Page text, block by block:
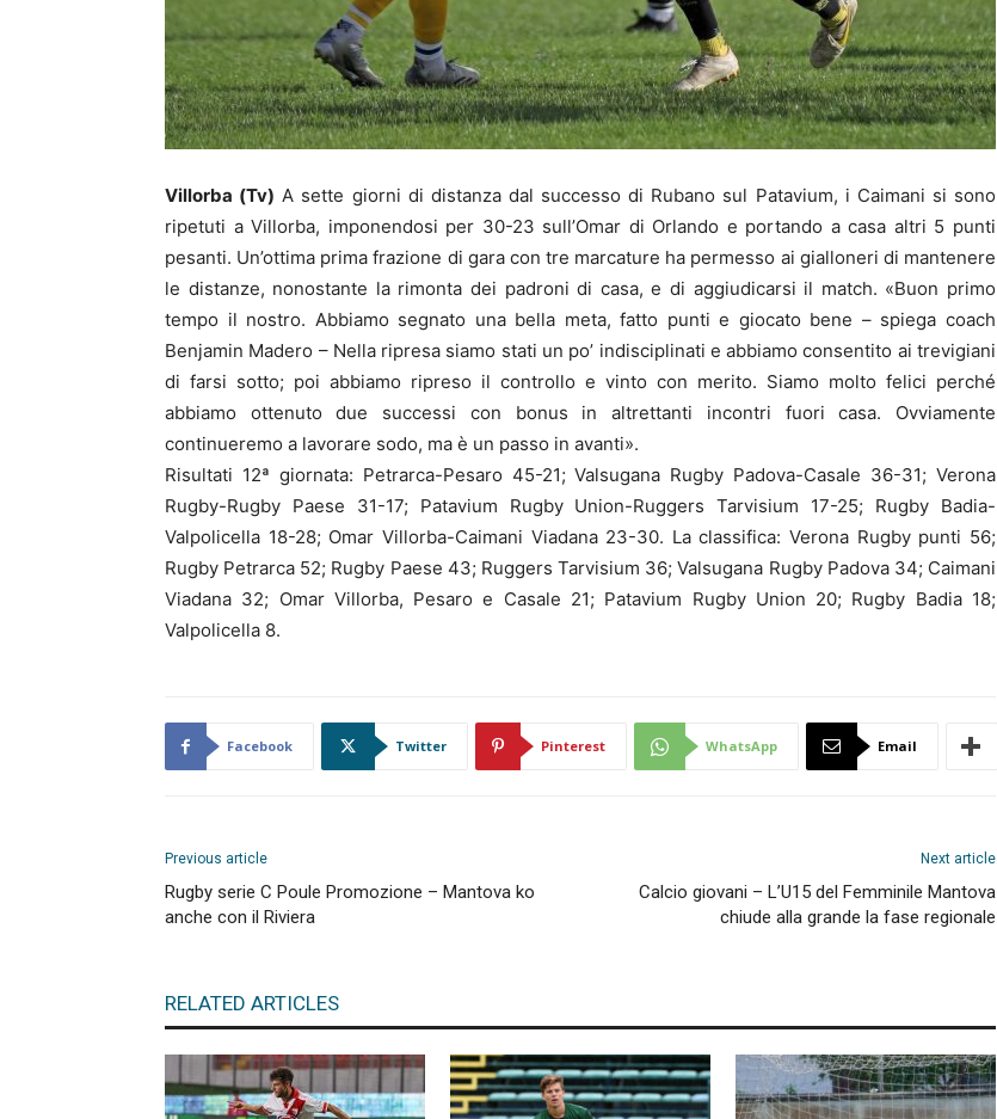
Villorba (Tv) A sette giorni di distanza dal successo di Rubano sul Patavium, i Caimani si sono
ripetuti a Villorba, imponendosi per 30-23 sull’Omar di Orlando e portando a casa altri 5 punti
pesanti. Un’ottima prima frazione di gara con tre marcature ha permesso ai gialloneri di mantenere
le distanze, nonostante la rimonta dei padroni di casa, e di aggiudicarsi il match. «Buon primo
tempo il nostro. Abbiamo segnato una bella meta, fatto punti e giocato bene – spiega coach
Benjamin Madero – Nella ripresa siamo stati un po’ indisciplinati e abbiamo consentito ai trevigiani
di farsi sotto; poi abbiamo ripreso il controllo e vinto con merito. Siamo molto felici perché
abbiamo ottenuto due successi con bonus in altrettanti incontri fuori casa. Ovviamente
continueremo a lavorare sodo, ma è un passo in avanti».
Risultati 12ª giornata: Petrarca-Pesaro 45-21; Valsugana Rugby Padova-Casale 36-31; Verona
Rugby-Rugby Paese 31-17; Patavium Rugby Union-Ruggers Tarvisium 17-25; Rugby Badia-
Valpolicella 18-28; Omar Villorba-Caimani Viadana 23-30. La classifica: Verona Rugby punti 56;
Rugby Petrarca 52; Rugby Paese 43; Ruggers Tarvisium 36; Valsugana Rugby Padova 34; Caimani
Viadana 32; Omar Villorba, Pesaro e Casale 21; Patavium Rugby Union 20; Rugby Badia 18;
Valpolicella 8.
Facebook Twitter Pinterest WhatsApp Email
Previous article
Rugby serie C Poule Promozione – Mantova ko
anche con il Riviera
Next article
Calcio giovani – L’U15 del Femminile Mantova
chiude alla grande la fase regionale
RELATED ARTICLES